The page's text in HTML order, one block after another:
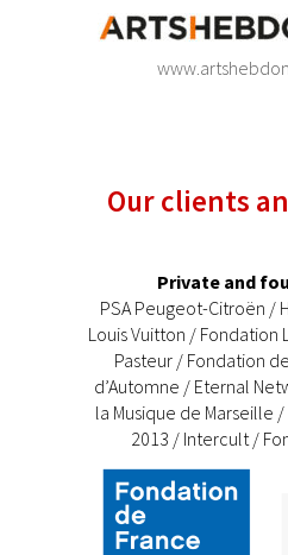
Our clients
Private and
PSA Peugeot-Citroën /
Louis Vuitton / Fondation
Pasteur / Fondation
d’Automne / Eternal
la Musique de Marseille
2013 / Intercult /